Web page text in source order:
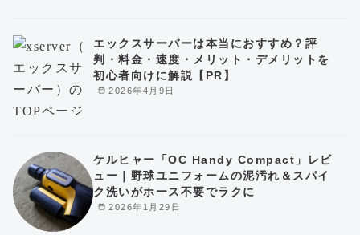
2026年4月9日
エックスサーバーは本当におすすめ？評
判・料金・速度・メリット・デメリットを
初心者向けに解説【PR】
2026年1月29日
ケルヒャー「OC Handy Compact」レビ
ュー｜野球ユニフォームの泥汚れ＆スパイ
ク洗いがホース不要でラクに